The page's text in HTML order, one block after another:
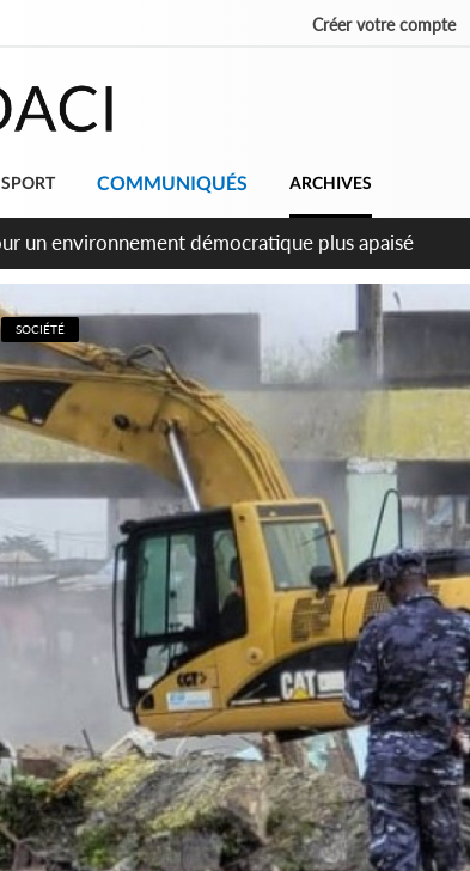
Créer votre compte
SPORT COMMUNIQUÉS ARCHIVES
seront disponibles à compter du samedi
SOCIÉTÉ